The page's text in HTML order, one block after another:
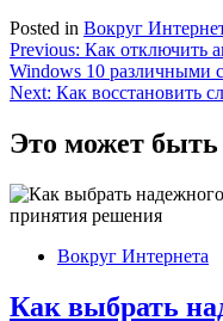
Posted in Вокруг
Навигация
по
Previous: Как отключить
Windows 10 различными
Next: Как восстановить
Это может быть
Вокруг Интернета
Как выбрать